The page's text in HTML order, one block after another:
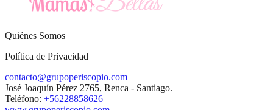
Quiénes Somos
Política de Privacidad
contacto@grupoperiscopio.com
José Joaquín Pérez 2765, Renca - Santiago.
Teléfono: +56228858626